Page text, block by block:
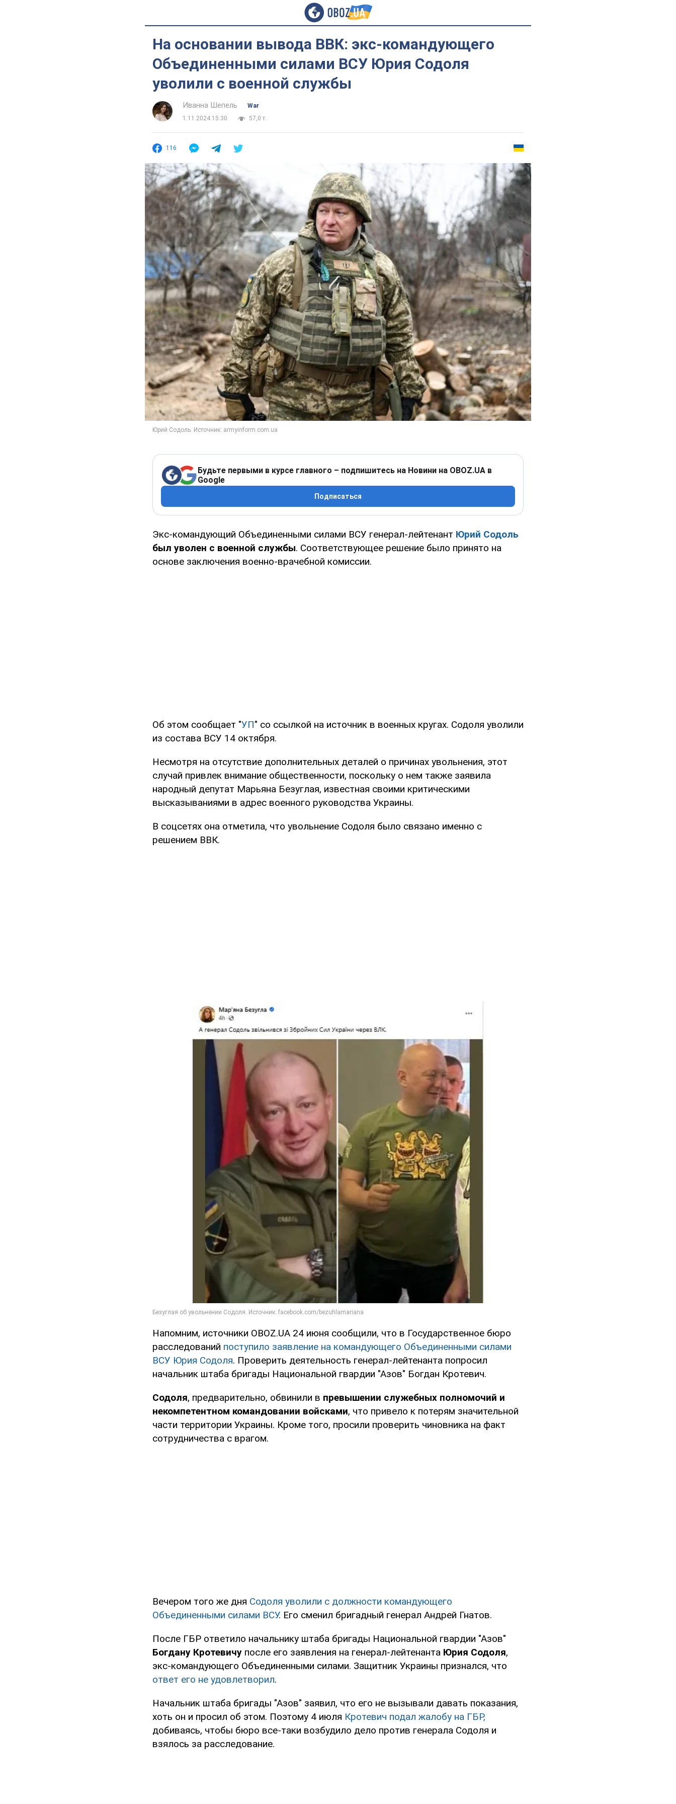
На основании вывода ВВК: экс-командующего
Объединенными силами ВСУ Юрия Содоля
уволили с военной службы
Иванна Шепель
War
1.11.2024 15:30
57,0 т.
116
Будьте первыми в курсе главного – подпишитесь на Новини на OBOZ.UA в
Google
Подписаться
Экс-командующий Объединенными силами ВСУ генерал-лейтенант Юрий Содоль
был уволен с военной службы. Соответствующее решение было принято на
основе заключения военно-врачебной комиссии.
Об этом сообщает "УП" со ссылкой на источник в военных кругах. Содоля уволили
из состава ВСУ 14 октября.
Несмотря на отсутствие дополнительных деталей о причинах увольнения, этот
случай привлек внимание общественности, поскольку о нем также заявила
народный депутат Марьяна Безуглая, известная своими критическими
высказываниями в адрес военного руководства Украины.
В соцсетях она отметила, что увольнение Содоля было связано именно с
решением ВВК.
Напомним, источники OBOZ.UA 24 июня сообщили, что в Государственное бюро
расследований поступило заявление на командующего Объединенными силами
ВСУ Юрия Содоля. Проверить деятельность генерал-лейтенанта попросил
начальник штаба бригады Национальной гвардии "Азов" Богдан Кротевич.
Содоля, предварительно, обвинили в превышении служебных полномочий и
некомпетентном командовании войсками, что привело к потерям значительной
части территории Украины. Кроме того, просили проверить чиновника на факт
сотрудничества с врагом.
Вечером того же дня Содоля уволили с должности командующего
Объединенными силами ВСУ. Его сменил бригадный генерал Андрей Гнатов.
После ГБР ответило начальнику штаба бригады Национальной гвардии "Азов"
Богдану Кротевичу после его заявления на генерал-лейтенанта Юрия Содоля,
экс-командующего Объединенными силами. Защитник Украины признался, что
ответ его не удовлетворил.
Начальник штаба бригады "Азов" заявил, что его не вызывали давать показания,
хоть он и просил об этом. Поэтому 4 июля Кротевич подал жалобу на ГБР,
добиваясь, чтобы бюро все-таки возбудило дело против генерала Содоля и
взялось за расследование.